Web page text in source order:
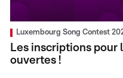
Luxembourg Song Contest
Les inscriptions pour
ouvertes !